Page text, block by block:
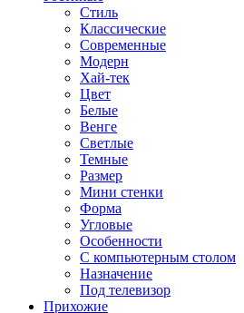
Стиль
Классические
Современные
Модерн
Хай-тек
Цвет
Белые
Венге
Светлые
Темные
Размер
Мини стенки
Форма
Угловые
Особенности
С компьютерным столом
Назначение
Под телевизор
Прихожие